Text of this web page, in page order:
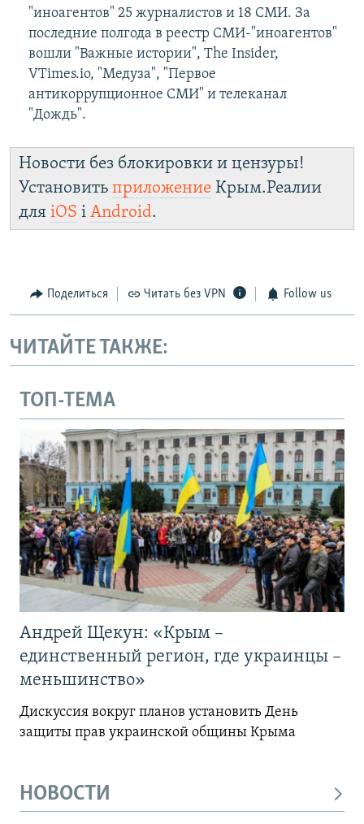
"иноагентов" 25 журналистов и 18 СМИ. За
последние полгода в реестр СМИ-"иноагентов"
вошли "Важные истории", The Insider,
VTimes.io, "Медуза", "Первое
антикоррупционное СМИ" и телеканал
"Дождь".
Новости без блокировки и цензуры!
Установить приложение Крым.Реалии
для iOS і Android.
Поделиться Читать без VPN Follow us
ЧИТАЙТЕ ТАКЖЕ:
ТОП-ТЕМА
Андрей Щекун: «Крым –
единственный регион, где украинцы –
меньшинство»
Дискуссия вокруг планов установить День
защиты прав украинской общины Крыма
НОВОСТИ